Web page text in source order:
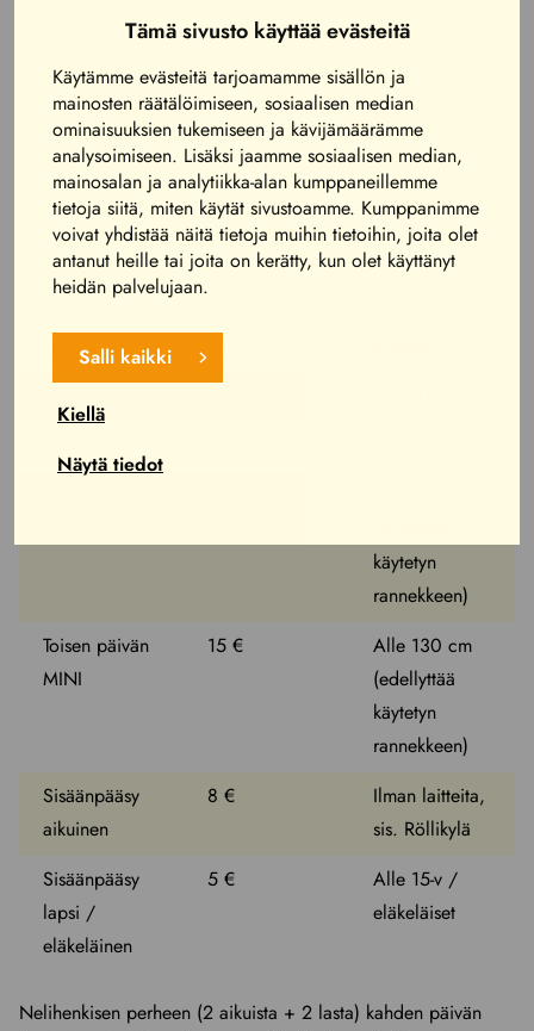
Tämä sivusto käyttää evästeitä
Käytämme evästeitä tarjoamamme sisällön ja
mainosten räätälöimiseen, sosiaalisen median
ominaisuuksien tukemiseen ja kävijämäärämme
analysoimiseen. Lisäksi jaamme sosiaalisen median,
mainosalan ja analytiikka-alan kumppaneillemme
tietoja siitä, miten käytät sivustoamme. Kumppanimme
voivat yhdistää näitä tietoja muihin tietoihin, joita olet
antanut heille tai joita on kerätty, kun olet käyttänyt
heidän palvelujaan.
Salli kaikki
Kiellä
Näytä tiedot
Vankkurit-majoitukset . Leirintäalueita on kolme:Rio Grande
Camping,Green Field CampingjaRaviCamping
Huvipuiston liput ja hinnat kaudella 2026
PowerParkin lippujärjestelmä perustuu päivärannekkeisiin,
jotka jaetaan kahteen kategoriaan huvittelijan pituuden
mukaan. Päiväranneke sisältää pääsyn kaikkiin huvilaitteisiin
sekä sisäänpääsyn huvipuiston alueelle.
LIPPUTYYPPI
käytetyn
rannekkeen)
Toisen päivän
MINI
15 €
Alle 130 cm
(edellyttää
käytetyn
rannekkeen)
Sisäänpääsy
aikuinen
8 €
Ilman laitteita,
sis. Röllikylä
Sisäänpääsy
lapsi /
eläkeläinen
5 €
Alle 15-v /
eläkeläiset
Nelihenkisen perheen (2 aikuista + 2 lasta) kahden päivän